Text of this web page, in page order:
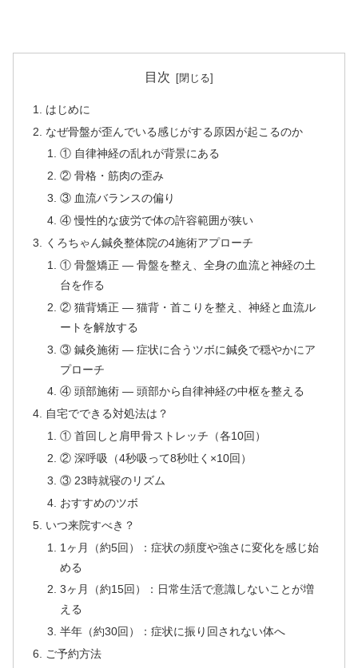
目次
はじめに
なぜ骨盤が歪んでいる感じがする原因が起こるのか
① 自律神経の乱れが背景にある
② 骨格・筋肉の歪み
③ 血流バランスの偏り
④ 慢性的な疲労で体の許容範囲が狭い
くろちゃん鍼灸整体院の4施術アプローチ
① 骨盤矯正 — 骨盤を整え、全身の血流と神経の土
台を作る
② 猫背矯正 — 猫背・首こりを整え、神経と血流ル
ートを解放する
③ 鍼灸施術 — 症状に合うツボに鍼灸で穏やかにア
プローチ
④ 頭部施術 — 頭部から自律神経の中枢を整える
自宅でできる対処法は？
① 首回しと肩甲骨ストレッチ（各10回）
② 深呼吸（4秒吸って8秒吐く×10回）
③ 23時就寝のリズム
おすすめのツボ
いつ来院すべき？
1ヶ月（約5回）：症状の頻度や強さに変化を感じ始
める
3ヶ月（約15回）：日常生活で意識しないことが増
える
半年（約30回）：症状に振り回されない体へ
ご予約方法